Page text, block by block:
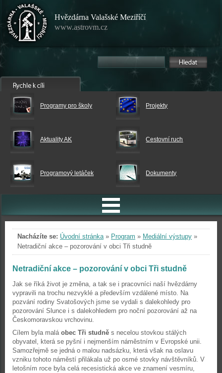
Hvězdárna Valašské Meziříčí
www.astrovm.cz
Programy pro školy Projekty
Aktuality AK Cestovní ruch
Programový letáček Dokumenty
Nacházíte se: Úvodní stránka» Program » Mediální výstupy »
Netradiční akce – pozorování v obci Tři studně
Netradiční akce – pozorování v obci Tři studně
Jak se říká život je změna, a tak se i pracovníci naší hvězdárny
vypravili na trochu nezvyklé a především vzdálené místo. Na
pozvání rodiny Svatošových jsme se vydali s dalekohledy pro
pozorování Slunce i s dalekohledem pro noční pozorování až na
Českomoravskou vrchovinu.
Cílem byla malá obec Tři studně s necelou stovkou stálých
obyvatel, která se pyšní i nejmenším náměstním v Evropské unii.
Samozřejmě se jedná o malou nadsázku, která však na oslavu
vzniku tohoto náměstí přilákala už po osmé stovky návštěvníků. V
letošním roce byla celá recesistická akce ve znamení vesmíru,